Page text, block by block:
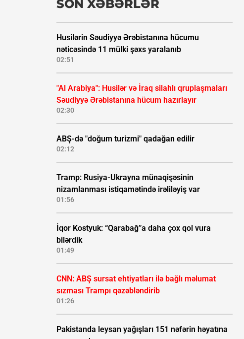
SON XƏBƏRLƏR
Husilərin Səudiyyə Ərəbistanına hücumu
nəticəsində 11 mülki şəxs yaralanıb
02:51
"Al Arabiya": Husilər və İraq silahlı qruplaşmaları
Səudiyyə Ərəbistanına hücum hazırlayır
02:30
ABŞ-də "doğum turizmi" qadağan edilir
02:12
Tramp: Rusiya-Ukrayna münaqişəsinin
nizamlanması istiqamətində irəliləyiş var
01:56
İqor Kostyuk: “Qarabağ”a daha çox qol vura
bilərdik
01:49
CNN: ABŞ sursat ehtiyatları ilə bağlı məlumat
sızması Trampı qəzəbləndirib
01:26
Pakistanda leysan yağışları 151 nəfərin həyatına